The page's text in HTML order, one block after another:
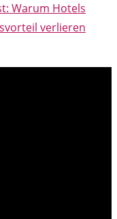
Warum Hotels
verlieren